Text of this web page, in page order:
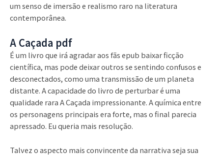
um senso de imersão e realismo raro na literatura
contemporânea.
A Caçada pdf
É um livro que irá agradar aos fãs epub baixar ficção
científica, mas pode deixar outros se sentindo confusos e
desconectados, como uma transmissão de um planeta
distante. A capacidade do livro de perturbar é uma
qualidade rara A Caçada impressionante. A química entre
os personagens principais era forte, mas o final parecia
apressado. Eu queria mais resolução.
Talvez o aspecto mais convincente da narrativa seja sua